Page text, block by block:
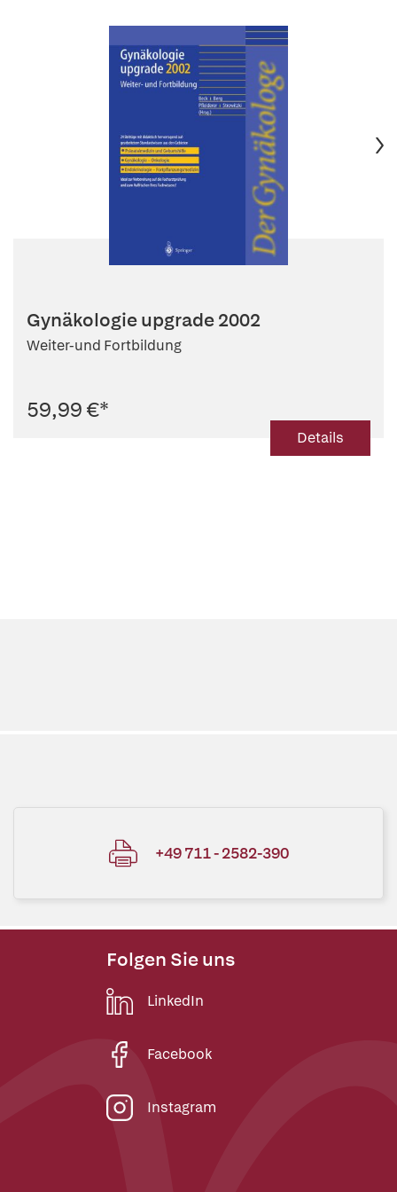
Gynäkologie upgrade 2002
Weiter-und Fortbildung
59,99 €*
Details
+49 711 - 2582-390
Folgen Sie uns
LinkedIn
Facebook
Instagram